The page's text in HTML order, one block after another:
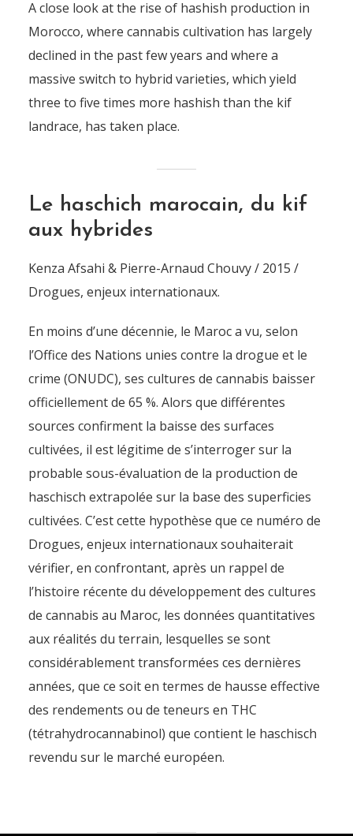
A close look at the rise of hashish production in
Morocco, where cannabis cultivation has largely
declined in the past few years and where a
massive switch to hybrid varieties, which yield
three to five times more hashish than the kif
landrace, has taken place.
Le haschich marocain, du kif
aux hybrides
Kenza Afsahi & Pierre-Arnaud Chouvy / 2015 /
Drogues, enjeux internationaux.
En moins d’une décennie, le Maroc a vu, selon
l’Office des Nations unies contre la drogue et le
crime (ONUDC), ses cultures de cannabis baisser
officiellement de 65 %. Alors que différentes
sources confirment la baisse des surfaces
cultivées, il est légitime de s’interroger sur la
probable sous-évaluation de la production de
haschisch extrapolée sur la base des superficies
cultivées. C’est cette hypothèse que ce numéro de
Drogues, enjeux internationaux souhaiterait
vérifier, en confrontant, après un rappel de
l’histoire récente du développement des cultures
de cannabis au Maroc, les données quantitatives
aux réalités du terrain, lesquelles se sont
considérablement transformées ces dernières
années, que ce soit en termes de hausse effective
des rendements ou de teneurs en THC
(tétrahydrocannabinol) que contient le haschisch
revendu sur le marché européen.